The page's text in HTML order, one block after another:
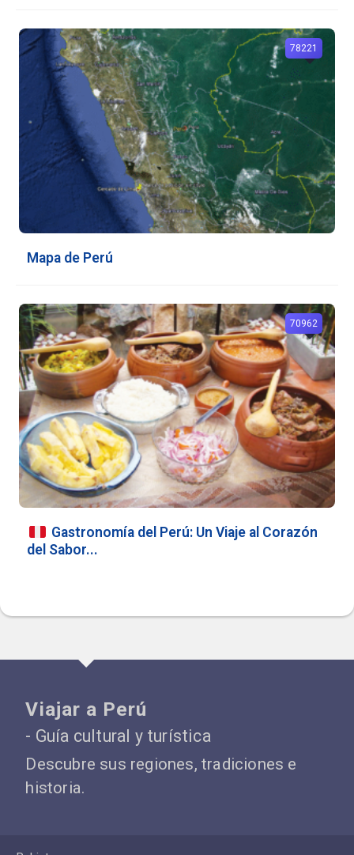
Mapa de Perú
78221
Gastronomía del Perú: Un Viaje al Corazón
del Sabor...
70962
Viajar a Perú
- Guía cultural y turística
Descubre sus regiones, tradiciones e
historia.